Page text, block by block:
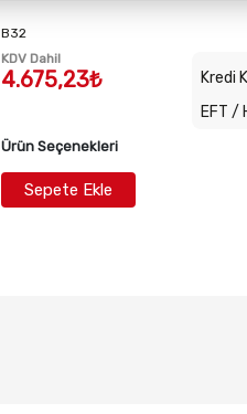
B32
KDV Dahil
4.675,23₺ Kredi
EFT /
Ürün Seçenekleri
Sepete Ekle